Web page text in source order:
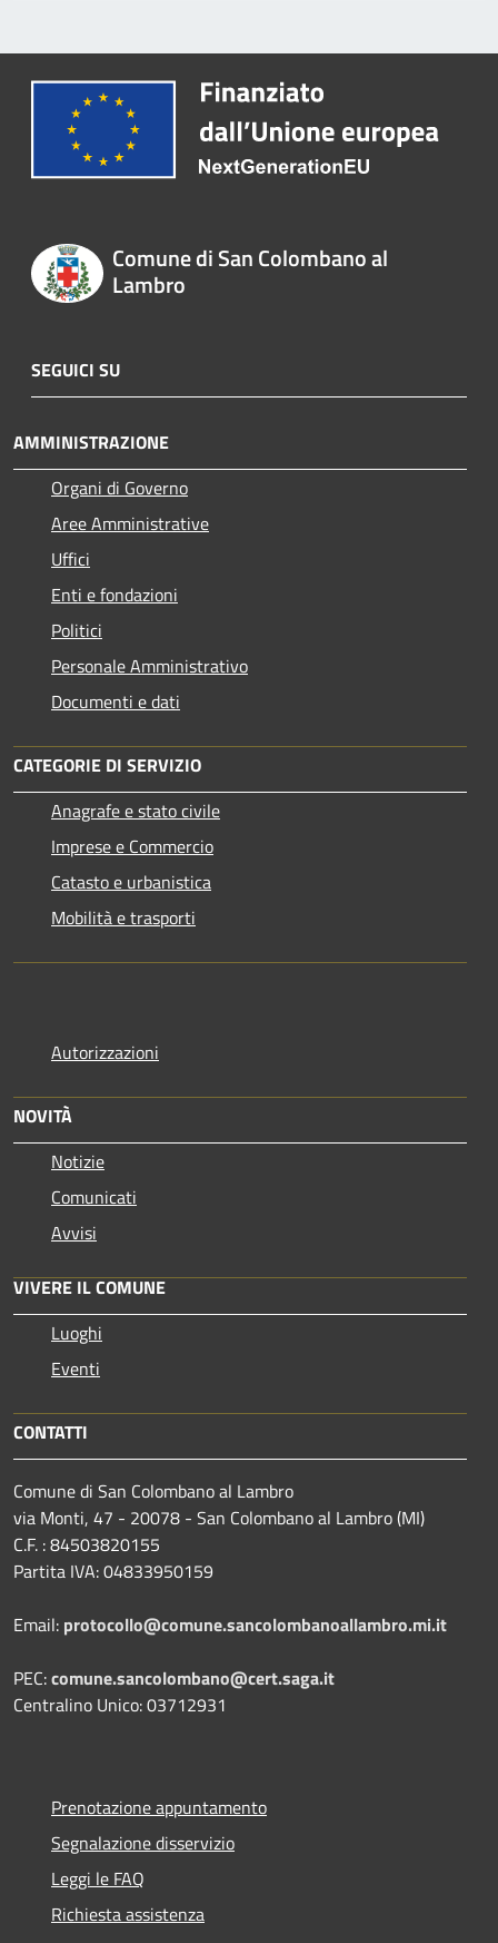
Comune di San Colombano al
Lambro
SEGUICI SU
AMMINISTRAZIONE
Organi di Governo
Aree Amministrative
Uffici
Enti e fondazioni
Politici
Personale Amministrativo
Documenti e dati
CATEGORIE DI SERVIZIO
Anagrafe e stato civile
Imprese e Commercio
Catasto e urbanistica
Mobilità e trasporti
Autorizzazioni
NOVITÀ
Notizie
Comunicati
Avvisi
VIVERE IL COMUNE
Luoghi
Eventi
CONTATTI
Comune di San Colombano al Lambro
via Monti, 47 - 20078 - San Colombano al Lambro (MI)
C.F. : 84503820155
Partita IVA: 04833950159
Email: protocollo@comune.sancolombanoallambro.mi.it
PEC:comune.sancolombano@cert.saga.it
Centralino Unico: 03712931
Prenotazione appuntamento
Segnalazione disservizio
Leggi le FAQ
Richiesta assistenza